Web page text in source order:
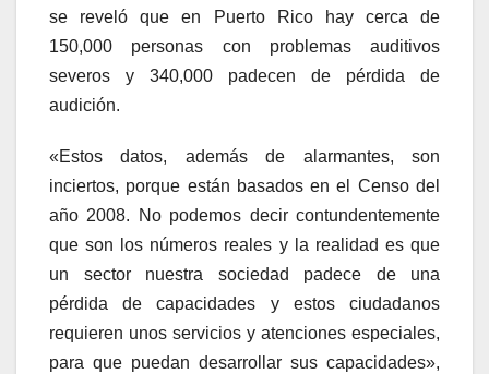
se reveló que en Puerto Rico hay cerca de
150,000 personas con problemas auditivos
severos y 340,000 padecen de pérdida de
audición.
«Estos datos, además de alarmantes, son
inciertos, porque están basados en el Censo del
año 2008. No podemos decir contundentemente
que son los números reales y la realidad es que
un sector nuestra sociedad padece de una
pérdida de capacidades y estos ciudadanos
requieren unos servicios y atenciones especiales,
para que puedan desarrollar sus capacidades»,